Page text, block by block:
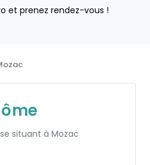
et prenez rendez-vous !
situant à Mozac